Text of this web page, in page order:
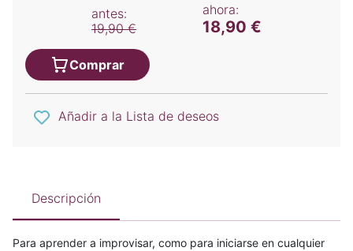
antes:
19,90 €
ahora:
18,90 €
Comprar
Añadir a la Lista de deseos
Descripción
Para aprender a improvisar, como para iniciarse en cualquier